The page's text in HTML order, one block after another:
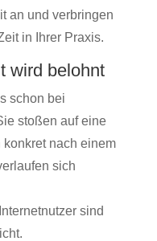
an und verbringen
in Ihrer Praxis.
wird belohnt
schon bei
stoßen auf eine
nach einem
sich
sind